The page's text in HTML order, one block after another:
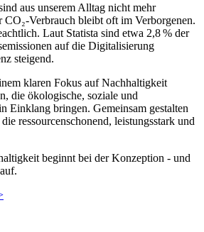
aus unserem Alltag nicht mehr
Verbrauch bleibt oft im Verborgenen.
Laut Statista sind etwa 2,8 % der
auf die Digitalisierung
steigend.
klaren Fokus auf Nachhaltigkeit
die ökologische, soziale und
Einklang bringen. Gemeinsam gestalten
ressourcenschonend, leistungsstark und
beginnt bei der Konzeption - und